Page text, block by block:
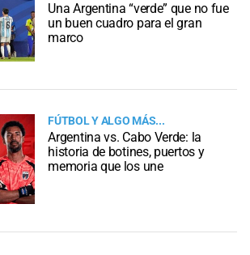
Una Argentina “verde” que no fue
un buen cuadro para el gran
marco
FÚTBOL Y ALGO MÁS...
Argentina vs. Cabo Verde: la
historia de botines, puertos y
memoria que los une